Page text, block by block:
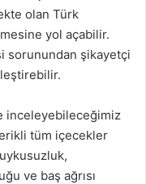
olan Türk
yol açabilir.
sorunundan şikayetçi
inceleyebileceğimiz
tüm içecekler
ve baş ağrısı